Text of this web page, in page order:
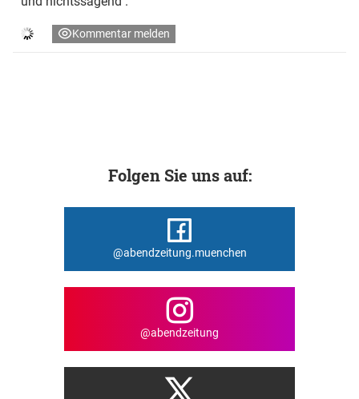
Kommentar melden
Folgen Sie uns auf:
@abendzeitung.muenchen
@abendzeitung